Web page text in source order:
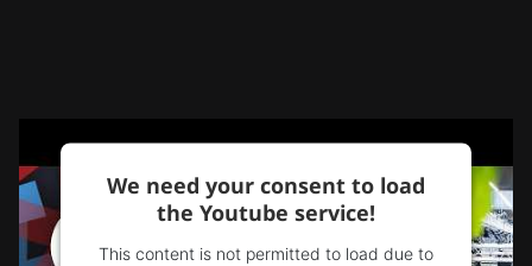
We need your consent to load
the Youtube service!
This content is not permitted to load due to